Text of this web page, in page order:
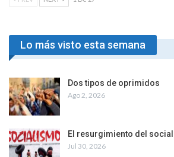
Lo más visto esta semana
Dos tipos de oprimidos
Ago 2, 2026
El resurgimiento del
Jul 30, 2026